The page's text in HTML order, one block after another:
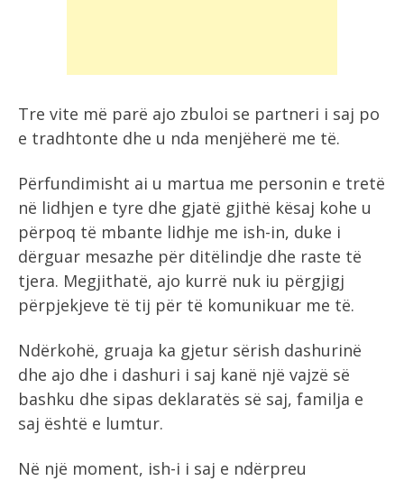
Tre vite më parë ajo zbuloi se partneri i saj po
e tradhtonte dhe u nda menjëherë me të.
Përfundimisht ai u martua me personin e tretë
në lidhjen e tyre dhe gjatë gjithë kësaj kohe u
përpoq të mbante lidhje me ish-in, duke i
dërguar mesazhe për ditëlindje dhe raste të
tjera. Megjithatë, ajo kurrë nuk iu përgjigj
përpjekjeve të tij për të komunikuar me të.
Ndërkohë, gruaja ka gjetur sërish dashurinë
dhe ajo dhe i dashuri i saj kanë një vajzë së
bashku dhe sipas deklaratës së saj, familja e
saj është e lumtur.
Në një moment, ish-i i saj e ndërpreu